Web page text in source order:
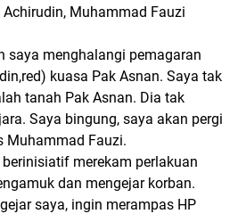
Muhammad Fauzi
saya menghalangi pemagaran
kuasa Pak Asnan. Saya tak
tanah Pak Asnan. Dia tak
Saya bingung, saya akan pergi
Muhammad Fauzi.
merekam perlakuan
dan mengejar korban.
saya, ingin merampas HP